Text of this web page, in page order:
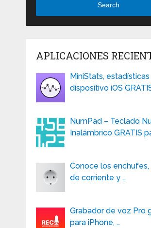
Search
APLICACIONES
MiniStats,
dispositivo iOS
NumPad – Teclado
Inalámbrico GRATIS
Conoce los
de corriente y …
Grabador de voz Pro
para iPhone, …